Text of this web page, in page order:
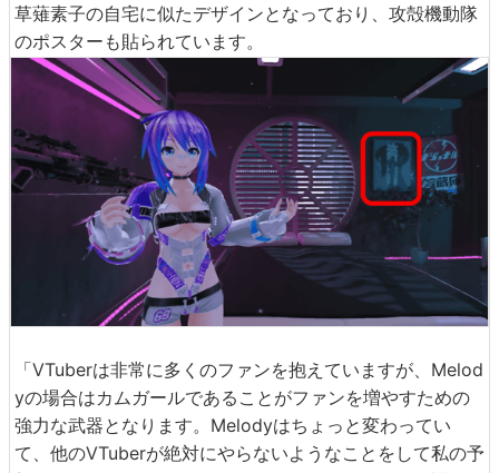
草薙素子の自宅に似たデザインとなっており、攻殻機動隊
のポスターも貼られています。
「VTuberは非常に多くのファンを抱えていますが、Melod
yの場合はカムガールであることがファンを増やすための
強力な武器となります。Melodyはちょっと変わってい
て、他のVTuberが絶対にやらないようなことをして私の予